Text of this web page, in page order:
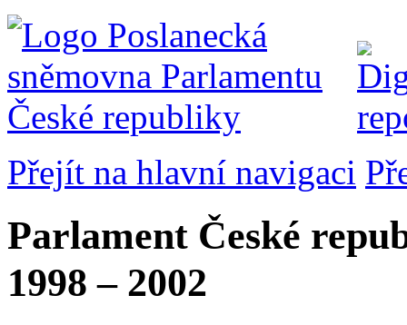
Přejít na hlavní navigaci
Parlament České
1998 – 2002